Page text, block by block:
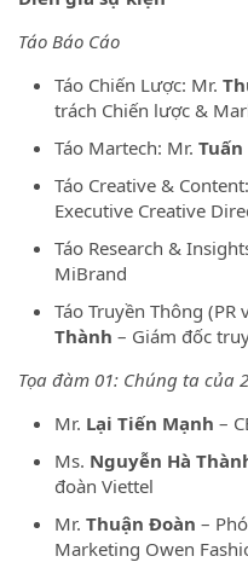
Táo Báo Cáo
Táo Chiến Lược: Mr.
trách Chiến lược &
Táo Martech: Mr.
Táo Creative &
Executive Creative
Táo Research &
MiBrand
Táo Truyền Thông (PR
Thành – Giám đốc
Tọa đàm 01: Chúng ta của
Mr. Lại Tiến Mạnh –
Ms. Nguyễn Hà
đoàn Viettel
Mr. Thuận Đoàn –
Marketing Owen